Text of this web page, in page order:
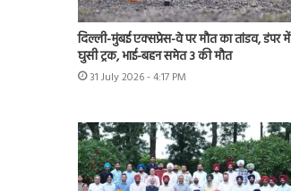
दिल्ली-मुंबई एक्सप्रेस-वे पर मौत का तांडव, डंपर में
घुसी ट्रक, भाई-बहन समेत 3 की मौत
31 July 2026 - 4:17 PM